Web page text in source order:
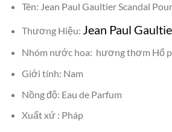
Tên: Jean Paul Gaultier Scandal
Thương Hiệu: Jean Paul
Nhóm nước hoa: hương thơm Hổ
Giới tính: Nam
Nồng độ: Eau de Parfum
Xuất xứ : Pháp